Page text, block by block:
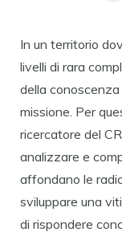
In un territorio
livelli di rara
della
missione. Per
ricercatore del
analizzare e
affondano le
sviluppare una
di rispondere